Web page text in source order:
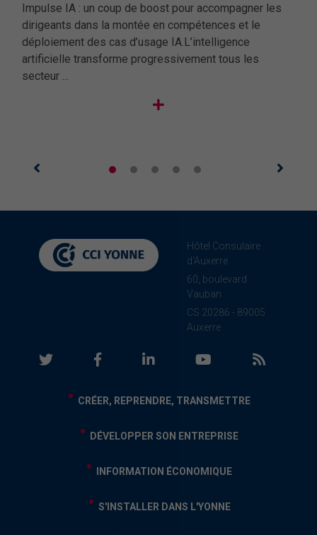
Impulse IA : un coup de boost pour accompagner les
dirigeants dans la montée en compétences et le
déploiement des cas d’usage IA.L’intelligence
artificielle transforme progressivement tous les
secteur ...
Hôtel Consulaire
d'Auxerre
60, boulevard
Vauban
CS 20286 - 89005
Auxerre
CRÉER, REPRENDRE, TRANSMETTRE
DÉVELOPPER SON ENTREPRISE
INFORMATION ÉCONOMIQUE
S'INSTALLER DANS L'YONNE